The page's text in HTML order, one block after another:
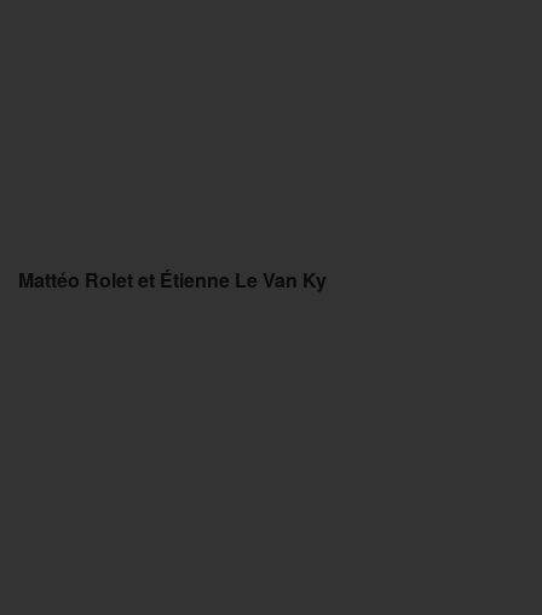
Mattéo Rolet et Étienne Le Van Ky